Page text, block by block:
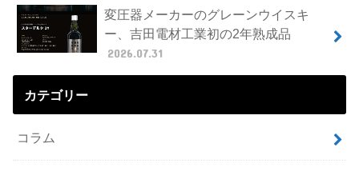
変圧器メーカーのグレーンウイスキ
ー、吉田電材工業初の2年熟成品
2026.07.31
カテゴリー
コラム